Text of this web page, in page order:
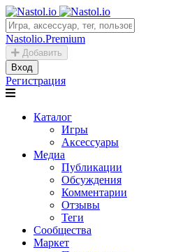
Nastolio.Premium
Добавить
Вход
Регистрация
Каталог
Игры
Аксессуары
Медиа
Публикации
Обсуждения
Комментарии
Отзывы
Теги
Сообщества
Маркет